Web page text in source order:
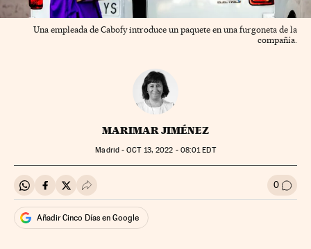
Una empleada de Cabofy introduce un paquete en una furgoneta de la
compañía.
MARIMAR JIMÉNEZ
Madrid -OCT13, 2022 - 08:01EDT
Compartir en Whatsapp
Compartir en Facebook
Compartir en Twitter
Desplegar Redes Sociales 0 Ir a
Añadir Cinco Días en Google